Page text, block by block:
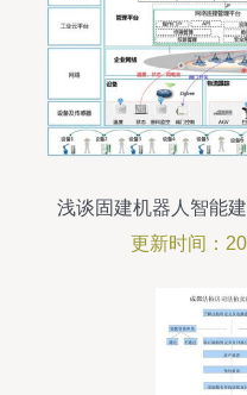
浅谈固建机器人智能
更新时间：